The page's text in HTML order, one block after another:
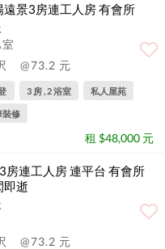
遠景3房連工人房 有會所
@73.2 元
3 房 , 2 浴室 私人屋苑
裝修
租 $48,000 元
房連工人房 連平台 有會所
即逝
@73.2 元